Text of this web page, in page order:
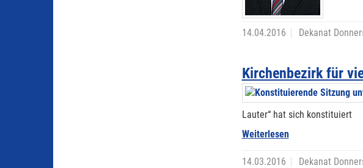
14.04.2016 Dekanat
Kirchenbezirk für
Lauter“ hat sich konstituiert
Weiterlesen
14.03.2016 Dekanat